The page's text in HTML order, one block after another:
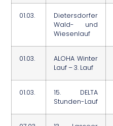
01.03.
Dietersdorfer
Wald- und
Wiesenlauf
01.03.
ALOHA Winter
Lauf – 3. Lauf
01.03.
15. DELTA
Stunden-Lauf